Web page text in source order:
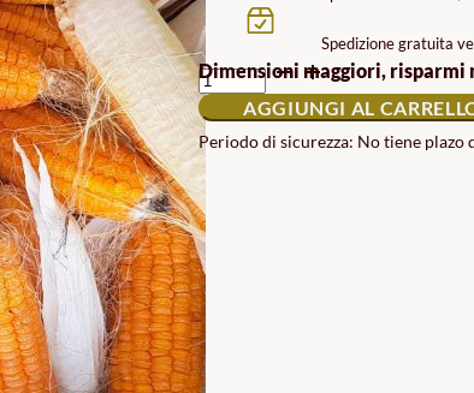
Spedizione gratuita
Dimensioni maggiori, risparmi
SEMI
DI
MAIS
DOLCE
GOLDEN
BANTAM
AGGIUNGI AL
Periodo di sicurezza: No tiene plazo